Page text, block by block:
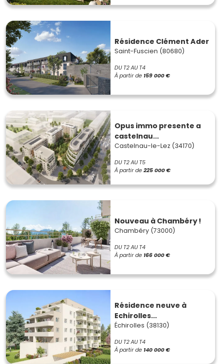
Résidence Clément Ader
Saint-Fuscien (80680)
DU T2 AU T4
À partir de 159 000 €
Opus immo presente a
castelnau...
Castelnau-le-Lez (34170)
DU T2 AU T5
À partir de225 000 €
Nouveau à Chambéry !
Chambéry (73000)
DU T2 AU T4
À partir de 166 000 €
Résidence neuve à
Echirolles...
Échirolles (38130)
DU T2 AU T4
À partir de 140 000 €